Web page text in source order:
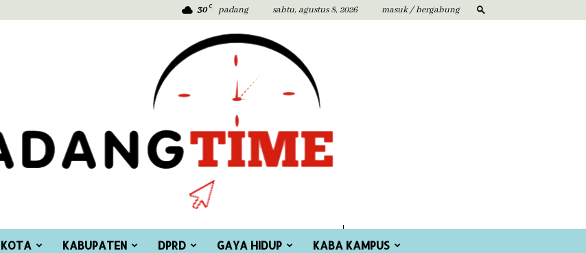
30 C padang sabtu, agustus 8, 2026 masuk / bergabung
KOTA KABUPATEN DPRD GAYA HIDUP KABA KAMPUS